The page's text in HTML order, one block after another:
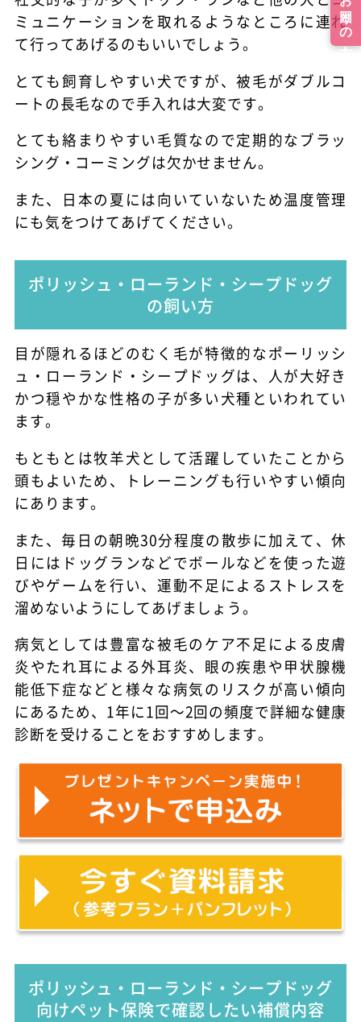
ミュニケーションを取れるようなところに連れ
て行ってあげるのもいいでしょう。
とても飼育しやすい犬ですが、被毛がダブルコ
ートの長毛なので手入れは大変です。
とても絡まりやすい毛質なので定期的なブラッ
シング・コーミングは欠かせません。
また、日本の夏には向いていないため温度管理
にも気をつけてあげてください。
ポリッシュ・ローランド・シープドッグ
の飼い方
目が隠れるほどのむく毛が特徴的なポーリッシ
ュ・ローランド・シープドッグは、人が大好き
かつ穏やかな性格の子が多い犬種といわれてい
ます。
もともとは牧羊犬として活躍していたことから
頭もよいため、トレーニングも行いやすい傾向
にあります。
また、毎日の朝晩30分程度の散歩に加えて、休
日にはドッグランなどでボールなどを使った遊
びやゲームを行い、運動不足によるストレスを
溜めないようにしてあげましょう。
病気としては豊富な被毛のケア不足による皮膚
炎やたれ耳による外耳炎、眼の疾患や甲状腺機
能低下症などと様々な病気のリスクが高い傾向
にあるため、1年に1回～2回の頻度で詳細な健康
診断を受けることをおすすめします。
ポリッシュ・ローランド・シープドッグ
向けペット保険で確認したい補償内容